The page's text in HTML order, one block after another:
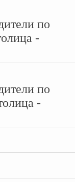
по
-
по
-